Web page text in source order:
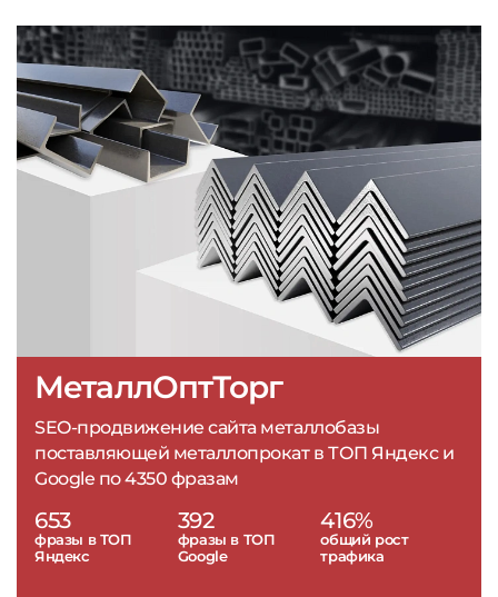
МеталлОптТорг
SEO-продвижение сайта металлобазы
поставляющей металлопрокат в ТОП Яндекс и
Google по 4350 фразам
653
фразы в ТОП
Яндекс
392
фразы в ТОП
Google
416%
общий рост
трафика